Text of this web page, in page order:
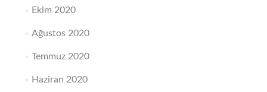
Ekim 2020
Ağustos 2020
Temmuz 2020
Haziran 2020